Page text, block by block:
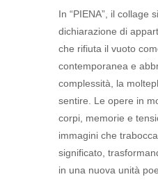
In “PIENA”, il collage
dichiarazione di
che rifiuta il vuoto
contemporanea e
complessità, la
sentire. Le opere in
corpi, memorie e
immagini che
significato,
in una nuova unità